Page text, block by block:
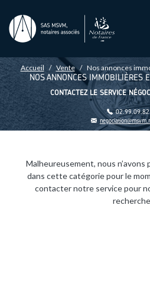
FIL D'ARIANE
Accueil Vente Nos annonces
NOS ANNONCES IMMOBILIÈRES
CONTACTEZ LE SERVICE
Malheureusement, nous n’avons
dans cette catégorie pour le
contacter notre service pour